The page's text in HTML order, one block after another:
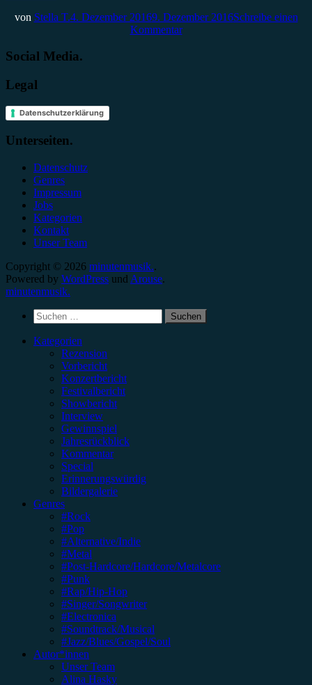
von Stella T.4. Dezember 20169. Dezember 2016Schreibe einen
Kommentar
Social Media.
Legal
Datenschutzerklärung
Unterseiten.
Datenschutz
Genres
Impressum
Jobs
Kategorien
Kontakt
Unser Team
Copyright © 2026 minutenmusik..
Powered by WordPress und Arouse.
minutenmusik.
Suchen
nach:
Kategorien
Rezension
Vorbericht
Konzertbericht
Festivalbericht
Showbericht
Interview
Gewinnspiel
Jahresrückblick
Kommentar
Special
Erinnerungswürdig
Bildergalerie
Genres
#Rock
#Pop
#Alternative/Indie
#Metal
#Post-Hardcore/Hardcore/Metalcore
#Punk
#Rap/Hip-Hop
#Singer/Songwriter
#Electronica
#Soundtrack/Musical
#Jazz/Blues/Gospel/Soul
Autor*innen
Unser Team
Alina Hasky